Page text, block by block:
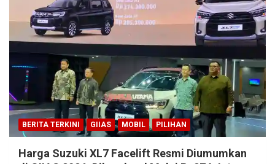
BERITA TERKINI GIIAS MOBIL PILIHAN
Harga Suzuki XL7 Facelift Resmi Diumumkan